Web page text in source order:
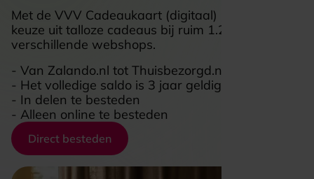
​Met de VVV Cadeaukaart (digitaal) heb jij de
keuze uit talloze cadeaus bij ruim 1.250
verschillende webshops.
- Van Zalando.nl tot Thuisbezorgd.nl
- Het volledige saldo is 3 jaar geldig
- In delen te besteden
- Alleen online te besteden
Direct besteden